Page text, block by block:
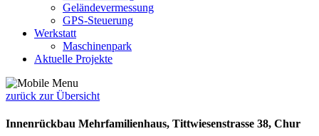
Geländevermessung
GPS-Steuerung
Werkstatt
Maschinenpark
Aktuelle Projekte
zurück zur Übersicht
Innenrückbau Mehrfamilienhaus, Tittwiesenstrasse 38, Chur